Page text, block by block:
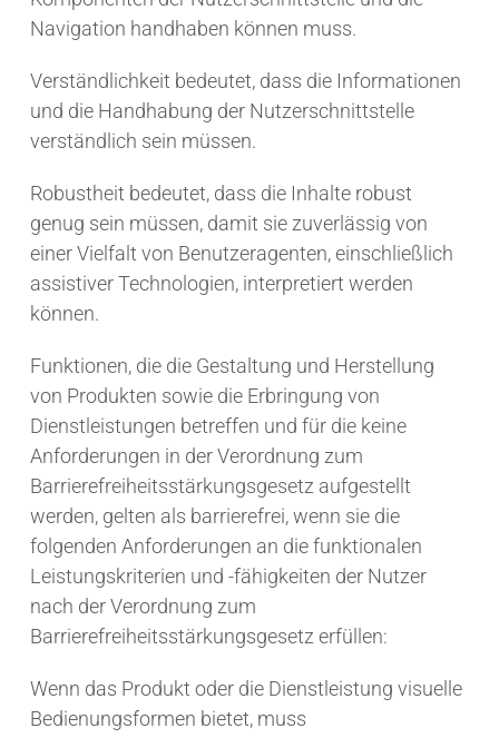
Navigation handhaben können muss.
Verständlichkeit bedeutet, dass die Informationen
und die Handhabung der Nutzerschnittstelle
verständlich sein müssen.
Robustheit bedeutet, dass die Inhalte robust
genug sein müssen, damit sie zuverlässig von
einer Vielfalt von Benutzeragenten, einschließlich
assistiver Technologien, interpretiert werden
können.
Funktionen, die die Gestaltung und Herstellung
von Produkten sowie die Erbringung von
Dienstleistungen betreffen und für die keine
Anforderungen in der Verordnung zum
Barrierefreiheitsstärkungsgesetz aufgestellt
werden, gelten als barrierefrei, wenn sie die
folgenden Anforderungen an die funktionalen
Leistungskriterien und -fähigkeiten der Nutzer
nach der Verordnung zum
Barrierefreiheitsstärkungsgesetz erfüllen:
Wenn das Produkt oder die Dienstleistung visuelle
Bedienungsformen bietet, muss